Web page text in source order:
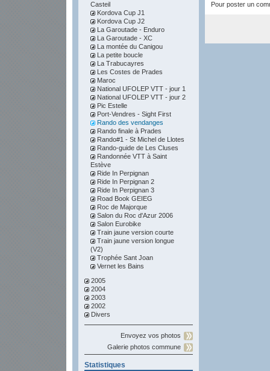
Casteil
Kordova Cup J1
Kordova Cup J2
La Garoutade - Enduro
La Garoutade - XC
La montée du Canigou
La petite boucle
La Trabucayres
Les Costes de Prades
Maroc
National UFOLEP VTT - jour 1
National UFOLEP VTT - jour 2
Pic Estelle
Port-Vendres - Sight First
Rando des vendanges
Rando finale à Prades
Rando#1 - St Michel de Llotes
Rando-guide de Les Cluses
Randonnée VTT à Saint
Estève
Ride In Perpignan
Ride In Perpignan 2
Ride In Perpignan 3
Road Book GEIEG
Roc de Majorque
Salon du Roc d'Azur 2006
Salon Eurobike
Train jaune version courte
Train jaune version longue
(V2)
Trophée Sant Joan
Vernet les Bains
2005
2004
2003
2002
Divers
Envoyez vos photos
Galerie photos commune
Statistiques
Pour poster un